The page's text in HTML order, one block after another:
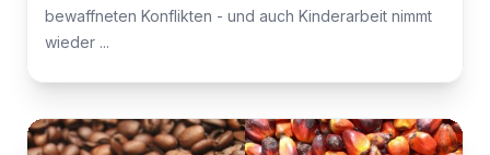
bewaffneten Konflikten - und auch Kinderarbeit nimmt
wieder ...